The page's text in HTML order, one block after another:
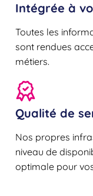
Intégrée à
Toutes les
sont rendues
métiers.
Qualité de
Nos propres
niveau de
optimale pour